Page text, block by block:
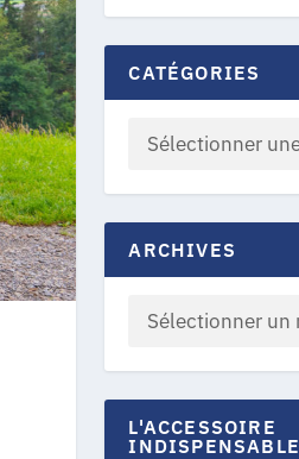
CATÉGORIES
ARCHIVES
L'ACCESSOIRE
INDISPENSABLE